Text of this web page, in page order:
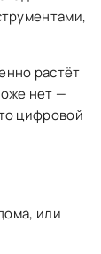
растёт
нет —
цифровой
или